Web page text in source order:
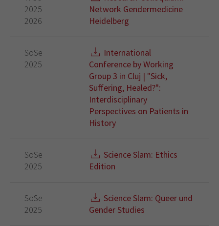
2025 -
2026
Network Gendermedicine
Heidelberg
SoSe
2025
International
Conference by Working
Group 3 in Cluj | "Sick,
Suffering, Healed?":
Interdisciplinary
Perspectives on Patients in
History
SoSe
2025
Science Slam: Ethics
Edition
SoSe
2025
Science Slam: Queer und
Gender Studies